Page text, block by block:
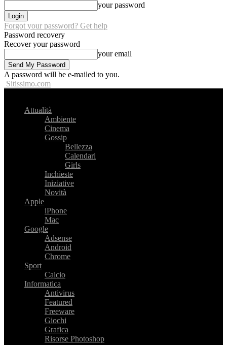
your password
Forgot your password? Get help
Password recovery
Recover your password
your email
A password will be e-mailed to you.
Sitissimo.com
Attualità
Ambiente
Cinema
Gossip
Bellezza
Calendari
Girls
Inchieste
Iniziative
Novità
Apple
iPhone
Mac
Google
Adsense
Android
Chrome
Sport
Calcio
Informatica
Antivirus
Featured
Freeware
Giochi
Grafica
Risorse Photoshop